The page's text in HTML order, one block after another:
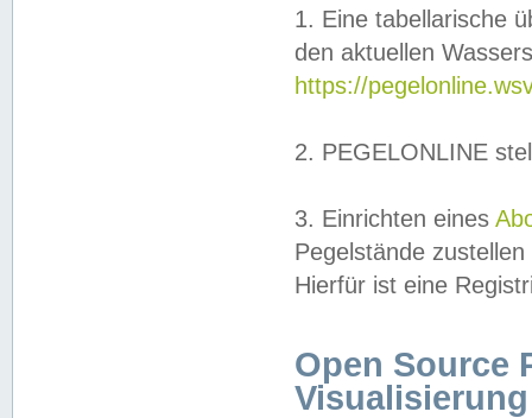
1. Eine tabellarische
den aktuellen
https://
2. PEGELONLINE
3. Einrichten eines
Pegelstände
Hierfür ist eine
Open Source
Visualisierung